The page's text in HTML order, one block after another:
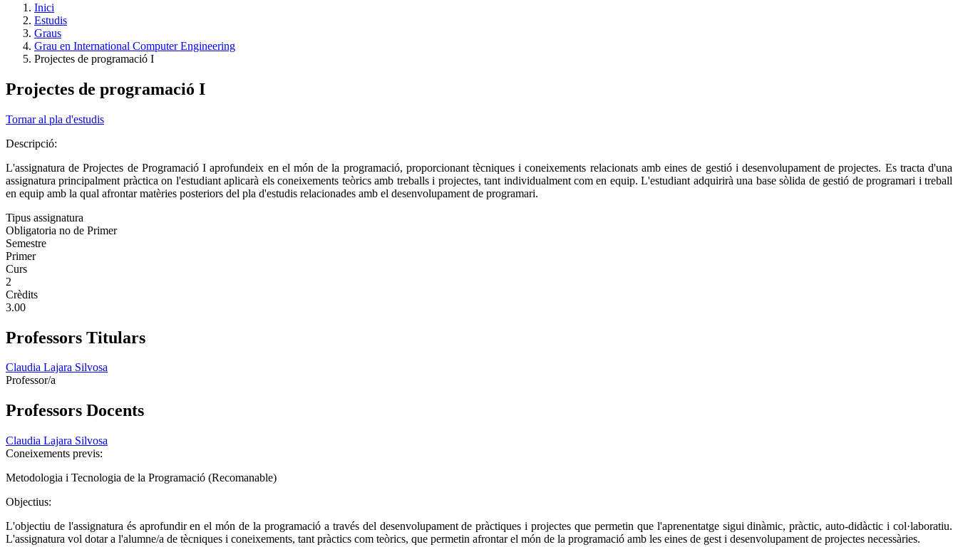
Inici
Estudis
Graus
Grau en International Computer Engineering
Projectes de programació I
Projectes de programació I
Tornar al pla d'estudis
Descripció:
L'assignatura de Projectes de Programació I aprofundeix en el món de la programació, proporcionant tècniques i coneixements relacionats amb eines de gestió i desenvolupament de projectes. Es tracta d'una
assignatura principalment pràctica on l'estudiant aplicarà els coneixements teòrics amb treballs i projectes, tant individualment com en equip. L'estudiant adquirirà una base sòlida de gestió de programari i treball
en equip amb la qual afrontar matèries posteriors del pla d'estudis relacionades amb el desenvolupament de programari.
Tipus assignatura
Obligatoria no de Primer
Semestre
Primer
Curs
2
Crèdits
3.00
Professors Titulars
Claudia Lajara Silvosa
Professor/a
Professors Docents
Claudia Lajara Silvosa
Coneixements previs:
Metodologia i Tecnologia de la Programació (Recomanable)
Objectius:
L'objectiu de l'assignatura és aprofundir en el món de la programació a través del desenvolupament de pràctiques i projectes que permetin que l'aprenentatge sigui dinàmic, pràctic, auto-didàctic i col·laboratiu.
L'assignatura vol dotar a l'alumne/a de tècniques i coneixements, tant pràctics com teòrics, que permetin afrontar el món de la programació amb les eines de gest i desenvolupament de projectes necessàries.